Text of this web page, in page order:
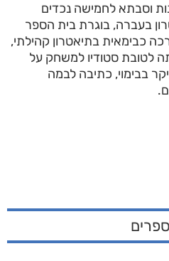
וסבתא לחמישה נכדים
בעברה, בוגרת בית הספר
כבימאית בתיאטרון קהילתי,
לטובת סטודיו למשחק על
בבימוי, כתיבה לבמה
ספרים